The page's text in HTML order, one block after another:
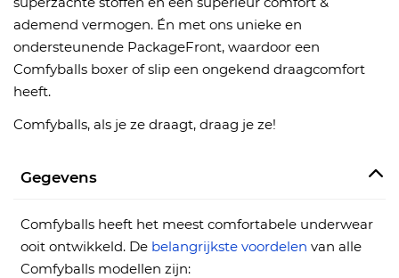
ademend vermogen. Én met ons unieke en
ondersteunende PackageFront, waardoor een
Comfyballs boxer of slip een ongekend draagcomfort
heeft.
Comfyballs, als je ze draagt, draag je ze!
Gegevens
Comfyballs heeft het meest comfortabele underwear
ooit ontwikkeld. De belangrijkste voordelen van alle
Comfyballs modellen zijn: